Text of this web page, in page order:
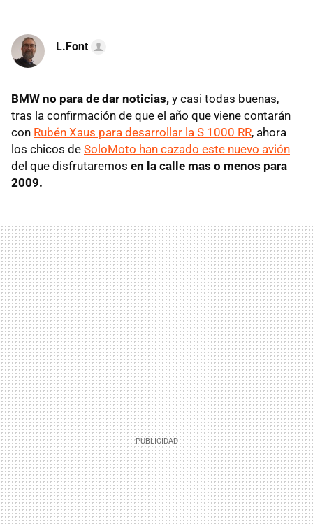
L.Font
BMW no para de dar noticias, y casi todas buenas,
tras la confirmación de que el año que viene contarán
con Rubén Xaus para desarrollar la S 1000 RR, ahora
los chicos de SoloMoto han cazado este nuevo avión
del que disfrutaremos en la calle mas o menos para
2009.